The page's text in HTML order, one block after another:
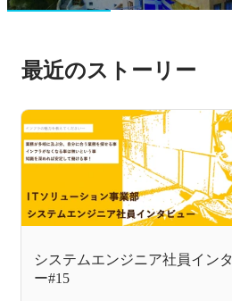
最近のストーリー
システムエンジニア社員イン
ー#15